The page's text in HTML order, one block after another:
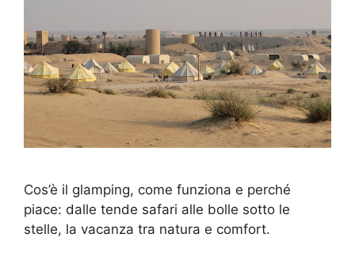
Cos’è il glamping, come funziona e perché
piace: dalle tende safari alle bolle sotto le
stelle, la vacanza tra natura e comfort.